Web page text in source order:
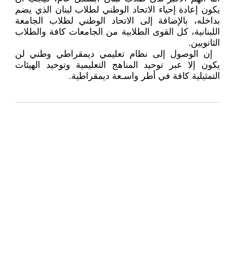
يكون إعادة إحياء الاتحاد الوطني لطلاب لبنان الذي يضم
بداخله، بالإضافة إلى الاتحاد الوطني لطلاب الجامعة
اللبنانية، كل القوى الطلابية من الجامعات كافة والطلاب
الثانويين.
إن الوصول إلى نظام تعليمي ديمقراطي وطني لن
يكون إلا عبر توحيد المناهج التعليمية وتوحيد الهيئات
التمثيلية كافة في أطر واسـعة ديمقراطية.